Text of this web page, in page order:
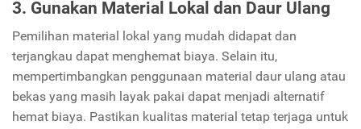
3. Gunakan Material Lokal dan Daur Ulang
Pemilihan material lokal yang mudah didapat dan
terjangkau dapat menghemat biaya. Selain itu,
mempertimbangkan penggunaan material daur ulang atau
bekas yang masih layak pakai dapat menjadi alternatif
hemat biaya. Pastikan kualitas material tetap terjaga untuk